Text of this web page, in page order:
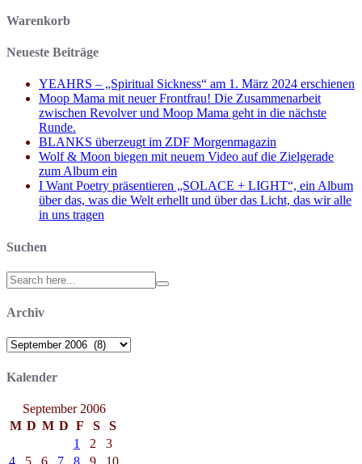
Warenkorb
Neueste Beiträge
YEAHRS – „Spiritual Sickness“ am 1. März 2024 erschienen
Moop Mama mit neuer Frontfrau! Die Zusammenarbeit
zwischen Revolver und Moop Mama geht in die nächste
Runde.
BLANKS überzeugt im ZDF Morgenmagazin
Wolf & Moon biegen mit neuem Video auf die Zielgerade
zum Album ein
I Want Poetry präsentieren „SOLACE + LIGHT“, ein Album
über das, was die Welt erhellt und über das Licht, das wir alle
in uns tragen
Suchen
Search
for:
Archiv
Archiv
Kalender
September 2006
M D M D F S
S
1
2
3
4
5 6 7 8 9 10